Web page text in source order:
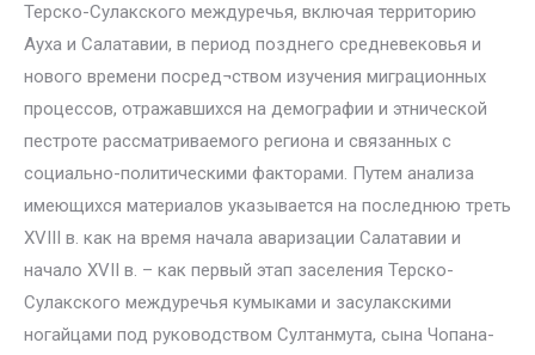
Терско-Сулакского междуречья, включая территорию
Ауха и Салатавии, в период позднего средневековья и
нового времени посред¬ством изучения миграционных
процессов, отражавшихся на демографии и этнической
пестроте рассматриваемого региона и связанных с
социально-политическими факторами. Путем анализа
имеющихся материалов указывается на последнюю треть
XVIII в. как на время начала аваризации Салатавии и
начало XVII в. – как первый этап заселения Терско-
Сулакского междуречья кумыками и засулакскими
ногайцами под руководством Султанмута, сына Чопана-